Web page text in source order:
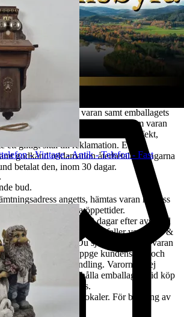
av leverans av objektet då
uttryckligen har samtyckt till att tjänsten
med på att det inte finns någon ångerrätt när
misstanke att ångerrätt missbrukas, tex
stå fast vid bud och därmed påverka
förbehåller sig vi oss rätten att stänga av
budgivning hos oss.
omgående ta kontakt med oss via mail
bifoga bilder på varan samt emballagets
Notera att det är skillnad på om varan
förväntningar eller om den är defekt,
ett giltigt skäl till reklamation. Efter
godkänd reklamation återbetalas pengarna
betalat den, inom 30 dagar.
angetts, hämtas varan hos oss
under våra öppettider.
varor skall ske inom 10 dagar efter avslutad
inom angiven tid tillfaller varan oss &
är förbrukad. Kan Du själv inte hämta varan
Ombudet skall uppge kundens för- och
& egen ID-handling. Varorna är ej
själv tillhandahålla emballage. Vid köp
bärhjälp medtas.
vid begäran i våra lokaler. För bokning av
nedan.
- Vintage - Antik - Telefon - Fast
.
bud.